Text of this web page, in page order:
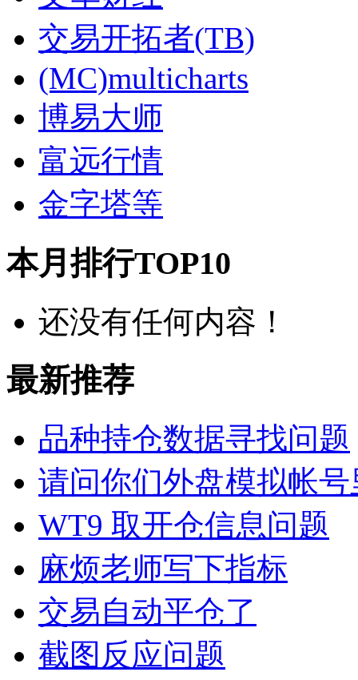
交易开拓者(TB)
(MC)multicharts
博易大师
富远行情
金字塔等
本月排行TOP10
还没有任何内容！
最新推荐
品种持仓数据寻找问题
请问你们外盘模拟帐
WT9 取开仓信息问题
麻烦老师写下指标
交易自动平仓了
截图反应问题